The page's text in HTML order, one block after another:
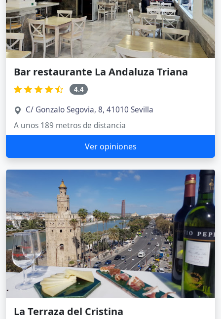
Bar restaurante La Andaluza Triana
4.4
C/ Gonzalo Segovia, 8, 41010 Sevilla
A unos 189 metros de distancia
Ver opiniones
La Terraza del Cristina